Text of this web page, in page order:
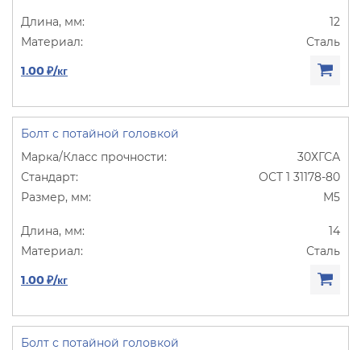
12
Сталь
1.00 ₽/кг
Болт с потайной головкой
30ХГСА
ОСТ 1 31178-80
М5
14
Сталь
1.00 ₽/кг
Болт с потайной головкой